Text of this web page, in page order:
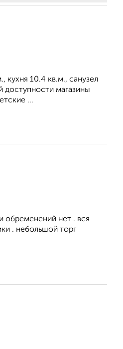
кухня 10.4 кв.м., санузел
доступности магазины
...
обременений нет . вся
. небольшой торг